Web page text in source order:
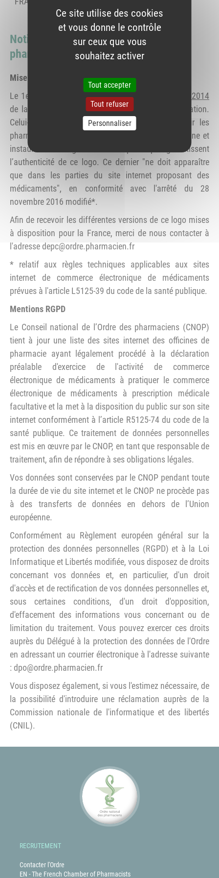
Notice d'information à l'attention des
pharmaciens responsables de sites
Mise à disposition du logo commun
Le 1er juillet 2015, lerèglement d’exécution n°699/2014
de la Commission européenne est entré en application.
Celui-ci définit le design d’un logo commun pour les
pharmacies en ligne établies dans l’Union européenne et
instaure les exigences techniques qui garantissent
l’authenticité de ce logo. Ce dernier "ne doit apparaître
que dans les parties du site internet proposant des
médicaments", en conformité avec l'arrêté du 28
novembre 2016 modifié*.
Afin de recevoir les différentes versions de ce logo mises
à disposition pour la France, merci de nous contacter à
l'adresse depc@ordre.pharmacien.fr
* relatif aux règles techniques applicables aux sites
internet de commerce électronique de médicaments
prévues à l'article L5125-39 du code de la santé publique.
Mentions RGPD
Le Conseil national de l’Ordre des pharmaciens (CNOP)
tient à jour une liste des sites internet des officines de
pharmacie ayant légalement procédé à la déclaration
préalable d'exercice de l'activité de commerce
électronique de médicaments à pratiquer le commerce
électronique de médicaments à prescription médicale
facultative et la met à la disposition du public sur son site
internet conformément à l’article R5125-74 du code de la
santé publique. Ce traitement de données personnelles
est mis en œuvre par le CNOP, en tant que responsable de
traitement, afin de répondre à ses obligations légales.
Vos données sont conservées par le CNOP pendant toute
la durée de vie du site internet et le CNOP ne procède pas
à des transferts de données en dehors de l’Union
européenne.
Conformément au Règlement européen général sur la
protection des données personnelles (RGPD) et à la Loi
Informatique et Libertés modifiée, vous disposez de droits
concernant vos données et, en particulier, d'un droit
d'accès et de rectification de vos données personnelles et,
sous certaines conditions, d'un droit d'opposition,
d'effacement des informations vous concernant ou de
limitation du traitement. Vous pouvez exercer ces droits
auprès du Délégué à la protection des données de l'Ordre
en adressant un courrier électronique à l'adresse suivante
: dpo@ordre.pharmacien.fr
Vous disposez également, si vous l'estimez nécessaire, de
la possibilité d'introduire une réclamation auprès de la
Commission nationale de l'informatique et des libertés
(CNIL).
RECRUTEMENT
Contacter l'Ordre
EN - The French Chamber of Pharmacists
Ce site utilise des cookies
et vous donne le contrôle
sur ceux que vous
souhaitez activer
Tout accepter
Tout refuser
Personnaliser